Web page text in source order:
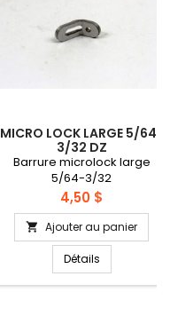
MICRO LOCK LARGE 5/64-
3/32 DZ
Barrure microlock large
5/64-3/32
Prix
4,50 $
 Ajouter au panier
Détails